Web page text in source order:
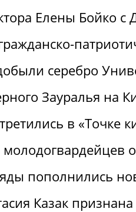
Елены Бойко с
серебро
Зауралья на
в «Точке
пополнились
Казак